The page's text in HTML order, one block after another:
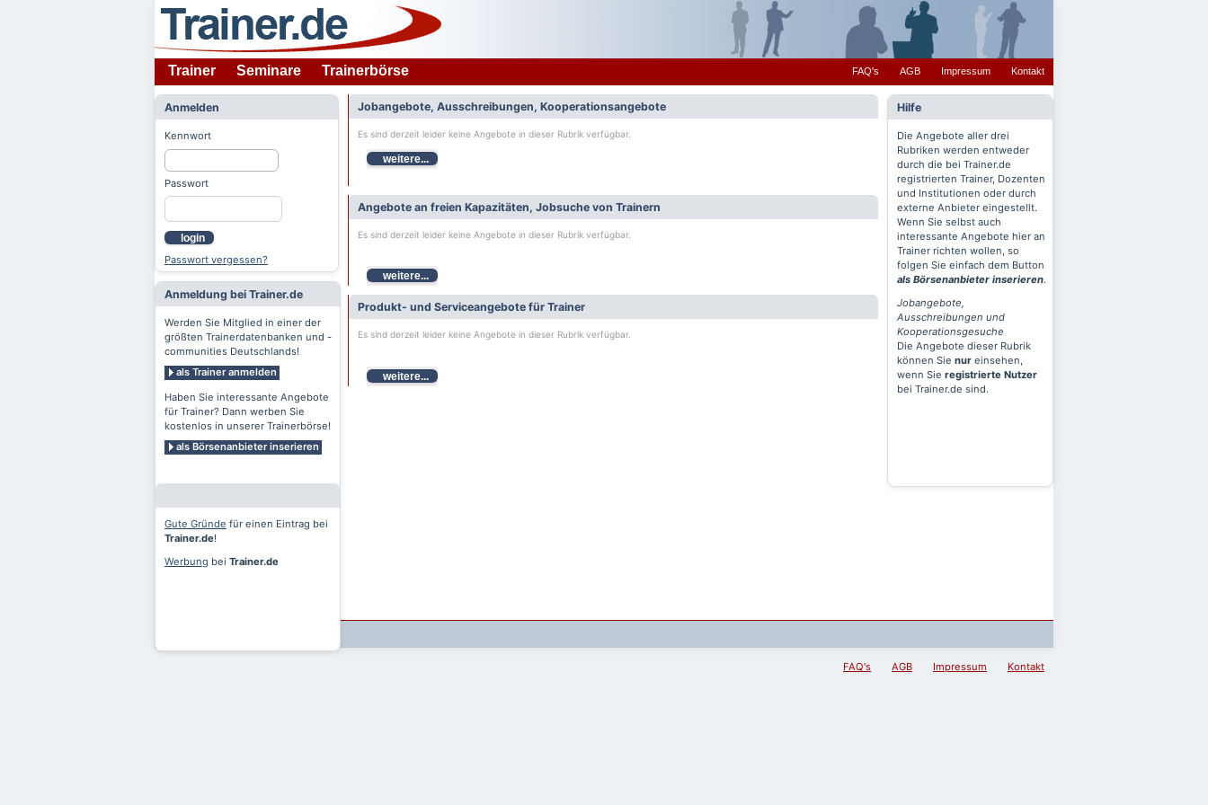
Trainer Seminare Trainerbörse FAQ's AGB Impressum Kontakt
Anmelden
Kennwort
Passwort
login
Passwort vergessen?
Anmeldung bei Trainer.de
Werden Sie Mitglied in einer der
größten Trainerdatenbanken und -
communities Deutschlands!
als Trainer anmelden
Haben Sie interessante Angebote
für Trainer? Dann werben Sie
kostenlos in unserer Trainerbörse!
als Börsenanbieter inserieren
Gute Gründe für einen Eintrag bei
Trainer.de!
Werbung bei Trainer.de
Hilfe
Die Angebote aller drei
Rubriken werden entweder
durch die bei Trainer.de
registrierten Trainer, Dozenten
und Institutionen oder durch
externe Anbieter eingestellt.
Wenn Sie selbst auch
interessante Angebote hier an
Trainer richten wollen, so
folgen Sie einfach dem Button
als Börsenanbieter inserieren.
Jobangebote,
Ausschreibungen und
Kooperationsgesuche
Die Angebote dieser Rubrik
können Sie nur einsehen,
wenn Sie registrierte Nutzer
bei Trainer.de sind.
Jobangebote, Ausschreibungen, Kooperationsangebote
Es sind derzeit leider keine Angebote in dieser Rubrik verfügbar.
weitere...
Angebote an freien Kapazitäten, Jobsuche von Trainern
Es sind derzeit leider keine Angebote in dieser Rubrik verfügbar.
weitere...
Produkt- und Serviceangebote für Trainer
Es sind derzeit leider keine Angebote in dieser Rubrik verfügbar.
weitere...
FAQ's AGB Impressum Kontakt